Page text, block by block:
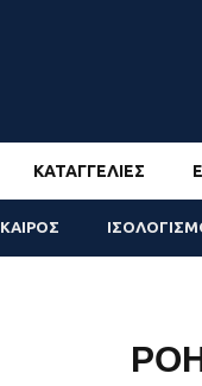
ΚΑΤΑΓΓΕΛΊΕΣ
ΚΑΙΡΟΣ